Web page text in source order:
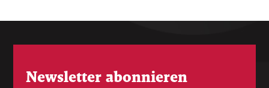
Newsletter abonnieren